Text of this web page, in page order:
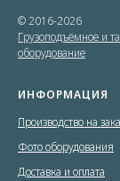
© 2016-2026
Грузоподъёмное и
оборудование
ИНФОРМАЦИЯ
Производство на
Фото оборудования
Доставка и оплата